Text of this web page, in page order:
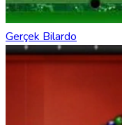
Gerçek Bilardo